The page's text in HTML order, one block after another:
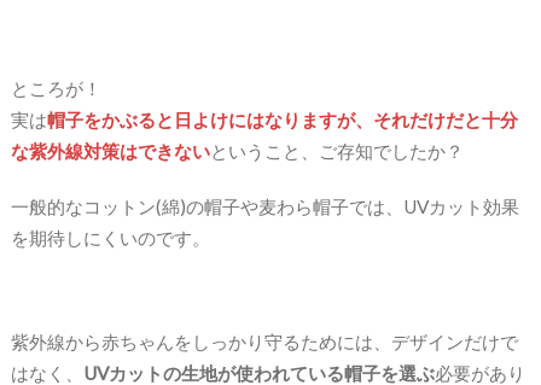
ところが！
実は帽子をかぶると日よけにはなりますが、それだけだと十分
な紫外線対策はできないということ、ご存知でしたか？
一般的なコットン(綿)の帽子や麦わら帽子では、UVカット効果
を期待しにくいのです。
紫外線から赤ちゃんをしっかり守るためには、デザインだけで
はなく、 UVカットの生地が使われている帽子を選ぶ必要があり